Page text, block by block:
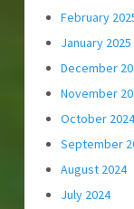
February
January 2025
December
November
October 2024
September
August 2024
July 2024